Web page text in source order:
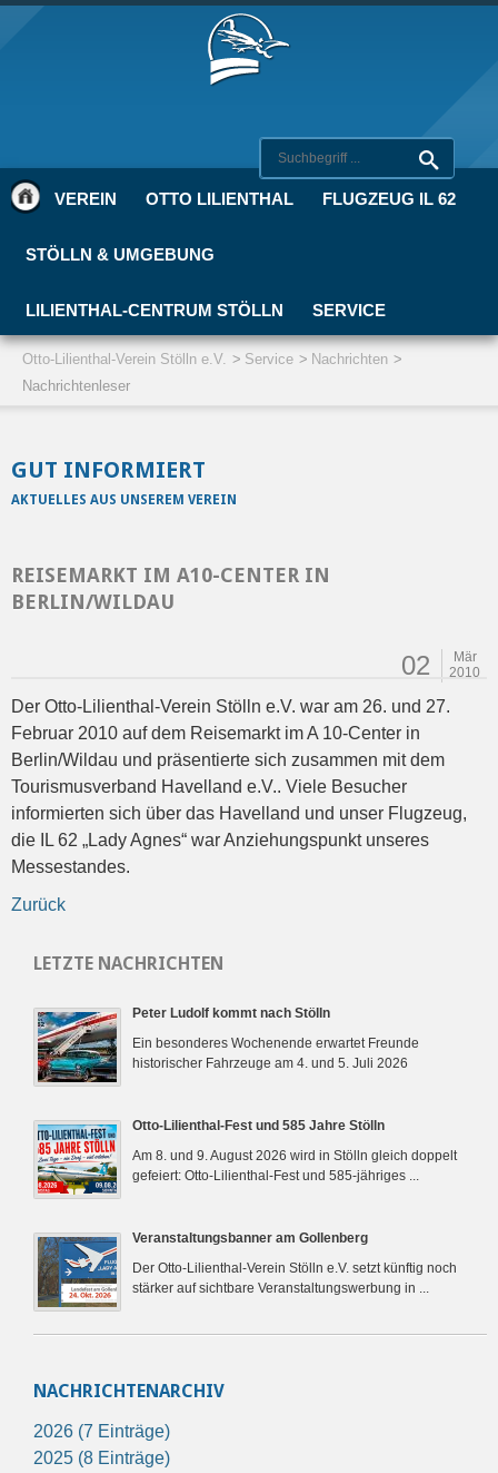
VEREIN OTTO LILIENTHAL FLUGZEUG IL 62
STÖLLN & UMGEBUNG
LILIENTHAL-CENTRUM STÖLLN SERVICE
Otto-Lilienthal-Verein Stölln e.V. Service
Nachrichten
Nachrichtenleser
GUT INFORMIERT
AKTUELLES AUS UNSEREM VEREIN
REISEMARKT IM A10-CENTER IN
BERLIN/WILDAU
02
Mär
2010
Der Otto-Lilienthal-Verein Stölln e.V. war am 26. und 27.
Februar 2010 auf dem Reisemarkt im A 10-Center in
Berlin/Wildau und präsentierte sich zusammen mit dem
Tourismusverband Havelland e.V.. Viele Besucher
informierten sich über das Havelland und unser Flugzeug,
die IL 62 „Lady Agnes“ war Anziehungspunkt unseres
Messestandes.
Zurück
LETZTE NACHRICHTEN
Peter Ludolf kommt nach Stölln
Ein besonderes Wochenende erwartet Freunde
historischer Fahrzeuge am 4. und 5. Juli 2026
Otto-Lilienthal-Fest und 585 Jahre Stölln
Am 8. und 9. August 2026 wird in Stölln gleich doppelt
gefeiert: Otto-Lilienthal-Fest und 585-jähriges ...
Veranstaltungsbanner am Gollenberg
Der Otto-Lilienthal-Verein Stölln e.V. setzt künftig noch
stärker auf sichtbare Veranstaltungswerbung in ...
NACHRICHTENARCHIV
2026 (7 Einträge)
2025 (8 Einträge)